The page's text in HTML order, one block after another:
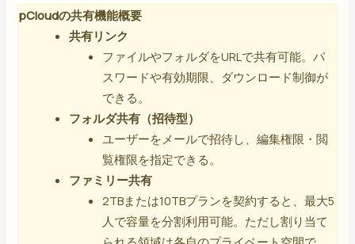
pCloudの共有機能概要
共有リンク
ファイルやフォルダをURLで共有可能。パ
スワードや有効期限、ダウンロード制御が
できる。
フォルダ共有（招待型）
ユーザーをメールで招待し、編集権限・閲
覧権限を指定できる。
ファミリー共有
2TBまたは10TBプランを契約すると、最大5
人で容量を分割利用可能。ただし割り当て